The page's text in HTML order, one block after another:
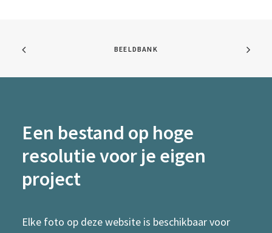
BEELDBANK
Een bestand op hoge
resolutie voor je eigen
project
Elke foto op deze website is beschikbaar voor